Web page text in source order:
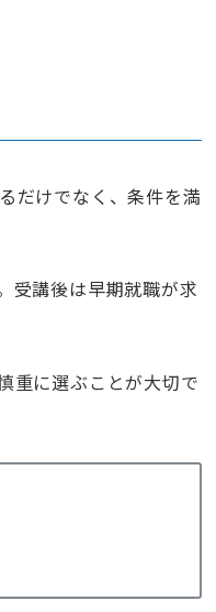
だけでなく、条件を満
受講後は早期就職が求
重に選ぶことが大切で